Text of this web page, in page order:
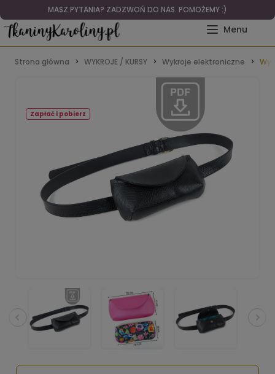
MASZ PYTANIA? ZADZWOŃ DO NAS. POMOŻEMY :)
Strona główna WYKROJE / KURSY Wykroje elektroniczne
Zapłać i pobierz